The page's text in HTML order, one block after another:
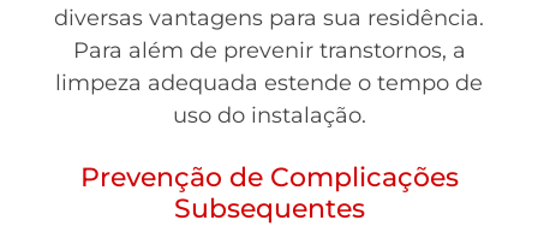
diversas vantagens para sua residência.
Para além de prevenir transtornos, a
limpeza adequada estende o tempo de
uso do instalação.
Prevenção de Complicações
Subsequentes